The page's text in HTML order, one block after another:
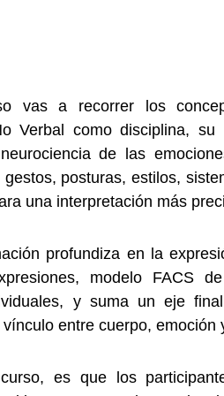
vas a recorrer los
Verbal como disciplina,
de las
posturas, estilos,
una interpretación más
profundiza en la
modelo FACS
y suma un eje
entre cuerpo, emoción
es que los